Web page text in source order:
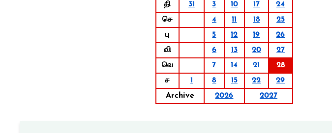
தி
31 3 10 17
24
செ
4 11 18
25
பு
5 12 19
26
வி
6 13 20
27
வெ
7 14 21
28
ச
1 8 15 22
29
Archive
2026 2027